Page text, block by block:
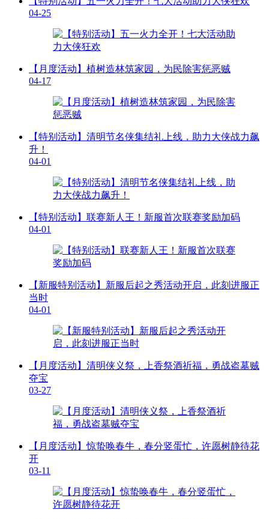
04-25
【月度活动】植树造林筑家园，为民除害惩恶贼
04-17
【特别活动】清明节名侠集结礼上线，助力大侠战力飙
升！
04-01
【特别活动】联赛新人王！新服首次联赛奖励加码
04-01
【新服特别活动】新服后起之秀活动开启，此刻进服正
当时
04-01
【月度活动】清明侠义祭，上香祭酒祈福，勇战盗墓贼
夺宝
03-27
【月度活动】惊蛰唤春牛，春分竖蛋忙，许愿树静待花
开
03-11